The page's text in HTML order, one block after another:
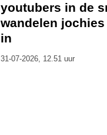
youtubers in de
wandelen
in
31-07-2026, 12.51 uur